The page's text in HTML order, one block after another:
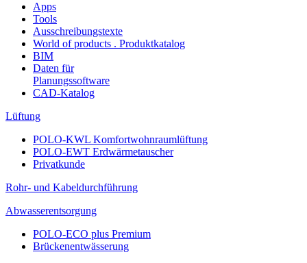
Apps
Tools
Ausschreibungstexte
World of products . Produktkatalog
BIM
Daten für
Planungssoftware
CAD-Katalog
Lüftung
POLO-KWL Komfortwohnraumlüftung
POLO-EWT Erdwärmetauscher
Privatkunde
Rohr- und Kabeldurchführung
Abwasserentsorgung
POLO-ECO plus Premium
Brückenentwässerung